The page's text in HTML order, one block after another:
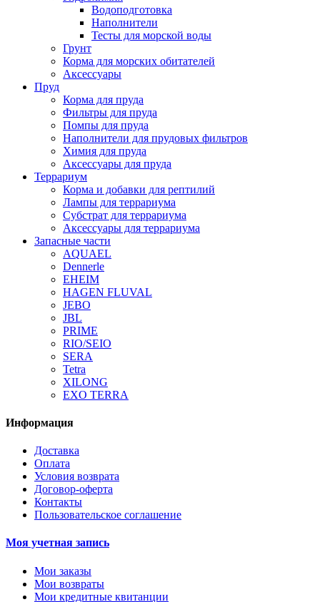
Водоподготовка
Наполнители
Тесты для морской воды
Грунт
Корма для морских обитателей
Аксессуары
Пруд
Корма для пруда
Фильтры для пруда
Помпы для пруда
Наполнители для прудовых фильтров
Химия для пруда
Аксессуары для пруда
Террариум
Корма и добавки для рептилий
Лампы для террариума
Субстрат для террариума
Аксессуары для террариума
Запасные части
AQUAEL
Dennerle
EHEIM
HAGEN FLUVAL
JEBO
JBL
PRIME
RIO/SEIO
SERA
Tetra
XILONG
EXO TERRA
Информация
Доставка
Оплата
Условия возврата
Договор-оферта
Контакты
Пользовательское соглашение
Моя учетная запись
Мои заказы
Мои возвраты
Мои кредитные квитанции